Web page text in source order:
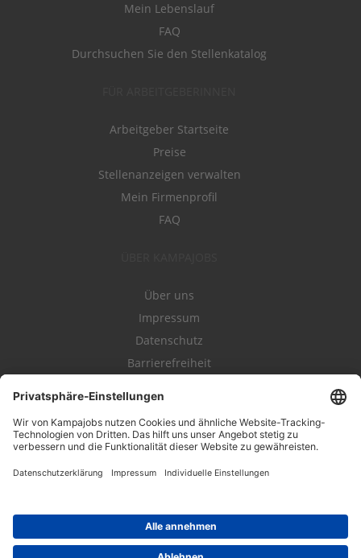
Mein Lebenslauf
FAQ
Durchsuchen Sie den Stellenkatalog
Arbeitgeber Startseite
Preise
Stellenanzeigen verwalten
Mein Firmenprofil
FAQ
Über uns
Impressum
Datenschutz
Barrierefreiheit
Kampahire
Kampagnenforum
LeadNow